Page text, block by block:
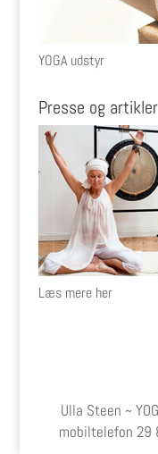
YOGA udstyr
Presse og artikler
Læs mere her
Ulla Steen ~
mobiltelefon29